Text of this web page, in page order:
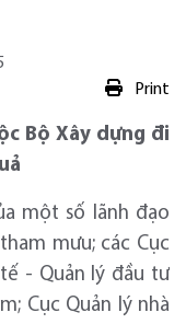
Print
Bộ Xây dựng đi
một số lãnh đạo
mưu; các Cục
- Quản lý đầu tư
Cục Quản lý nhà